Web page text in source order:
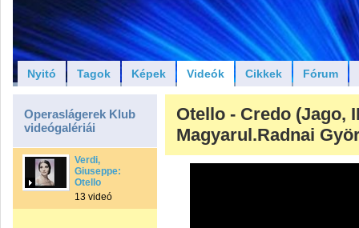
Nyitó Tagok Képek Videók Cikkek Fórum
Operaslágerek Klub
videógalériái
Verdi,
Giuseppe:
Otello
13 videó
Otello - Credo (Jago,
Magyarul.Radnai